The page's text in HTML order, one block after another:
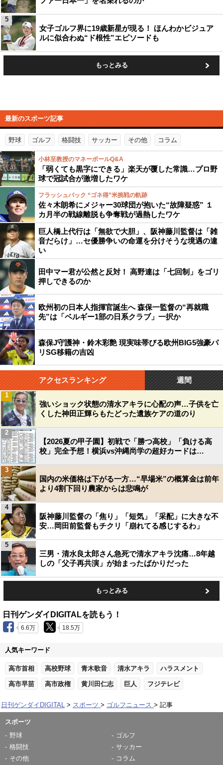
女子ゴルフ界に19歳新星が現る！ ほんわかビジュア
ルに似合わぬ“ド根性”エピソードも
5
もっとみる
最新のスポーツ記事
野球 ゴルフ 格闘技 サッカー その他 コラム
小林至教授のマネーボールQ&A
「弱くても黒字にできる」楽天が覆した常識…プロ野
球で冠試合が激増したワケ
フラッシュバック “ゴネ得”米挑戦の軌跡
佐々木朗希にメジャー30球団が抱いた“故障疑惑” １
カ月半の戦線離脱も争奪戦が過熱したワケ
巨人橋上代行は「無欲で大胆」、阪神藤川監督は「雑
音だらけ」…セ優勝争いの命運を分けそうな境遇の違
い
田中マー君が公然と反対！ 高野連は「七回制」をゴリ
押しできるのか
欧州初の日本人指揮官誕生へ 森保一監督の“再就職
先”は「ベルギー1部の日系クラブ」一択か
森保J守護神・鈴木彩艶 現実味帯びる欧州BIG5強豪パ
リSG移籍の吉凶
アクセスランキング 週間
強いショック状態の清水アキラに心配の声…子供を亡
くした神田正輝らもたどった遺族ケアの道のり
1
【2026夏の甲子園】初戦で「勝つ高校」「負ける高
校」完全予想！横浜vs沖縄尚学の超好カードは…
2
国内の米価格は下がる一方…“早場米”の概算金は前年
より4割下回り農家からは悲鳴が
3
阪神藤川監督の「焦り」「短気」「采配」に大きな不
安…岡田前監督もチクリ「崩れてる感じするわ」
4
三男・清水良太郎さん急死で清水アキラ沈痛…8年越
しの「父子再共演」が始まったばかりだった
5
もっとみる
日刊ゲンダイDIGITALを読もう！
6.6万 18.5万
人気キーワード
高市首相 高校野球 青木歌音 清水アキラ ハラスメント
高市早苗 高市政権 黄川田仁志 巨人 フジテレビ
日刊ゲンダイDIGITAL スポーツ ゴルフニュース 記事
スポーツ
野球
ゴルフ
格闘技
サッカー
その他
コラム